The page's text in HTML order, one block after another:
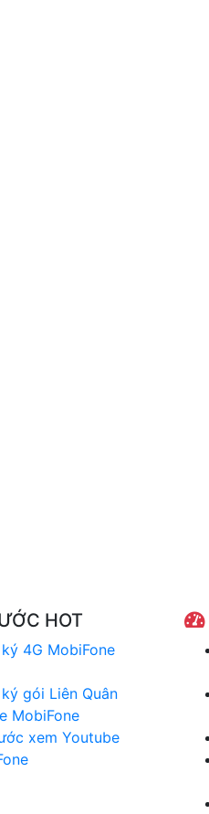
HOT
4G MobiFone
gói Liên Quân
MobiFone
xem Youtube